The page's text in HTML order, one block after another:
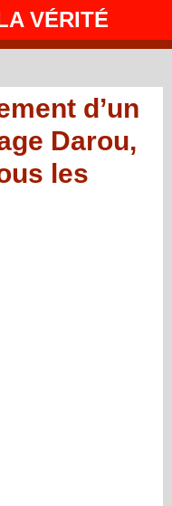
VÉRITÉ
d’un
Darou,
les